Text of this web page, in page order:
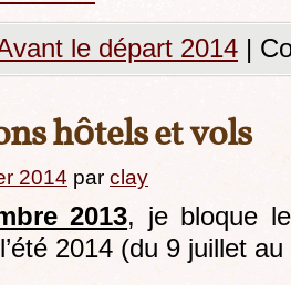
le départ 2014 |
hôtels et vols
2014 par clay
2013, je bloque
2014 (du 9 juillet